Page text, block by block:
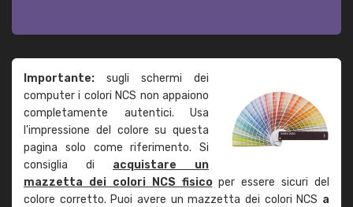
Importante: sugli schermi dei
computer i colori NCS non appaiono
completamente autentici. Usa
l'impressione del colore su questa
pagina solo come riferimento. Si
consiglia di acquistare un
mazzetta dei colori NCS fisicoper essere sicuri del
colore corretto. Puoi avere un mazzetta dei colori NCS a